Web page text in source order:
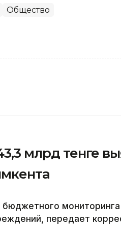
Общество
млрд тенге
передает